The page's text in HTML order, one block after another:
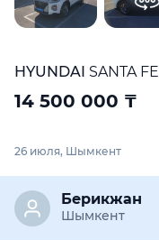
HYUNDAI SANTA FE
14 500 000 ₸
26 июля, Шымкент
Берикжан
Шымкент